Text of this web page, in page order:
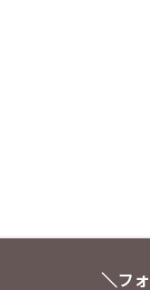
＼フ